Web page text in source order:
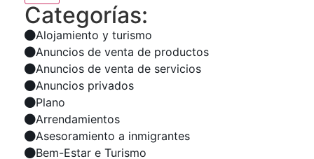
Categorías:
Alojamiento y turismo
Anuncios de venta de productos
Anuncios de venta de servicios
Anuncios privados
Plano
Arrendamientos
Asesoramiento a inmigrantes
Bem-Estar e Turismo